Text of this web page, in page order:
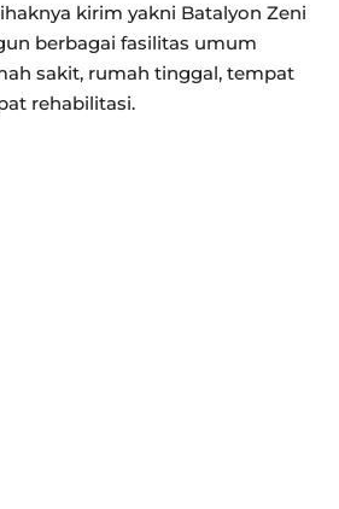
kirim yakni Batalyon Zeni
berbagai fasilitas umum
sakit, rumah tinggal, tempat
rehabilitasi.